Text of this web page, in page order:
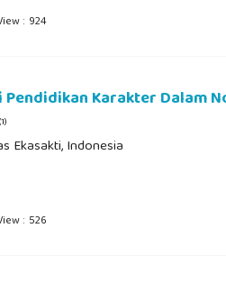
: 924
Karakter Dalam
(1)
Ekasakti, Indonesia
: 526